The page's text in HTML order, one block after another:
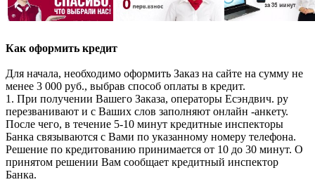
Как оформить кредит
Для начала, необходимо оформить Заказ на сайте на сумму не
менее 3 000 руб., выбрав способ оплаты в кредит.
1. При получении Вашего Заказа, операторы Есэндвич. ру
перезванивают и с Ваших слов заполняют онлайн -анкету.
После чего, в течение 5-10 минут кредитные инспекторы
Банка связываются с Вами по указанному номеру телефона.
Решение по кредитованию принимается от 10 до 30 минут. О
принятом решении Вам сообщает кредитный инспектор
Банка.